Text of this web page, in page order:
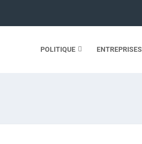
POLITIQUE ENTREPRISES